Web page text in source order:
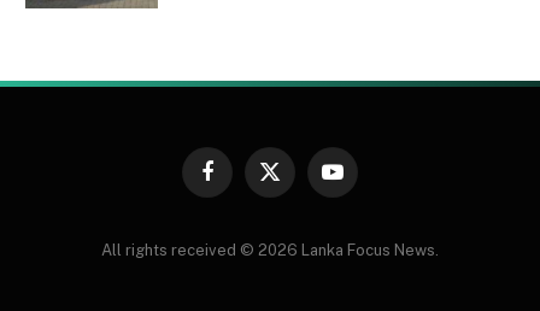
Facebook
X
YouTube
All rights received © 2026 Lanka Focus News.